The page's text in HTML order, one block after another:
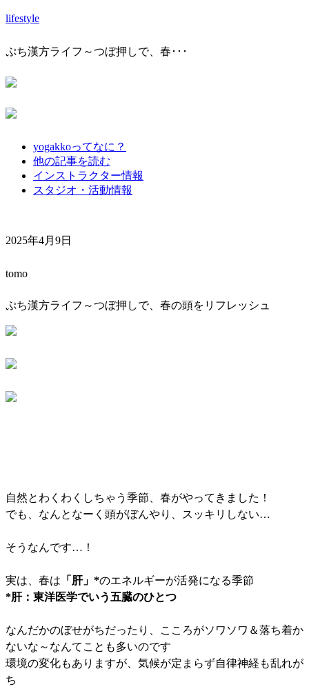
lifestyle
ぷち漢方ライフ～つぼ押しで、春･･･
yogakkoってなに？
他の記事を読む
インストラクター情報
スタジオ・活動情報
2025年4月9日
tomo
ぷち漢方ライフ～つぼ押しで、春の頭をリフレッシュ
自然とわくわくしちゃう季節、春がやってきました！
でも、なんとなーく頭がぼんやり、スッキリしない…
そうなんです…！
実は、春は 「肝」*のエネルギーが活発になる季節
*肝：東洋医学でいう五臓のひとつ
なんだかのぼせがちだったり、こころがソワソワ＆落ち着か
ないな～なんてことも多いのです
環境の変化もありますが、気候が定まらず自律神経も乱れが
ち